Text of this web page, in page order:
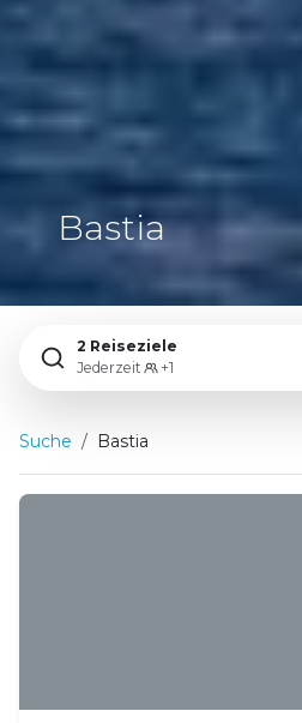
Bastia
2 Reiseziele
Jederzeit
+1
Suche Bastia